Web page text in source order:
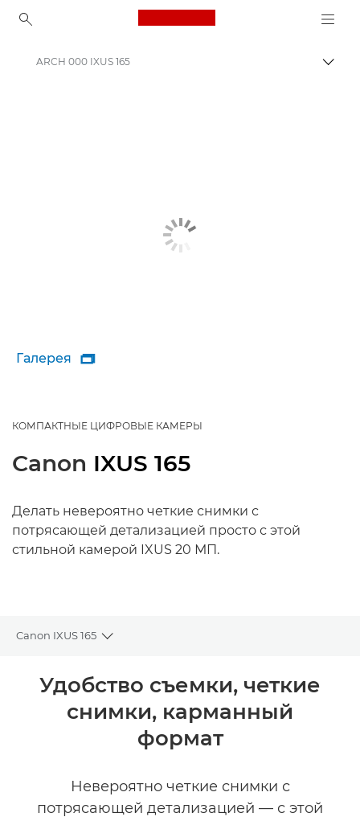
Canon Logo, back to
ARCH 000 IXUS 165
Галерея 
КОМПАКТНЫЕ ЦИФРОВЫЕ КАМЕРЫ
Canon IXUS 165
Делать невероятно четкие снимки с
потрясающей детализацией просто с этой
стильной камерой IXUS 20 МП.
Canon IXUS 165
Toggle breadcrumbs
Общая информация
Технические характеристики
Удобство съемки, четкие
снимки, карманный
формат
Невероятно четкие снимки с
потрясающей детализацией — с этой